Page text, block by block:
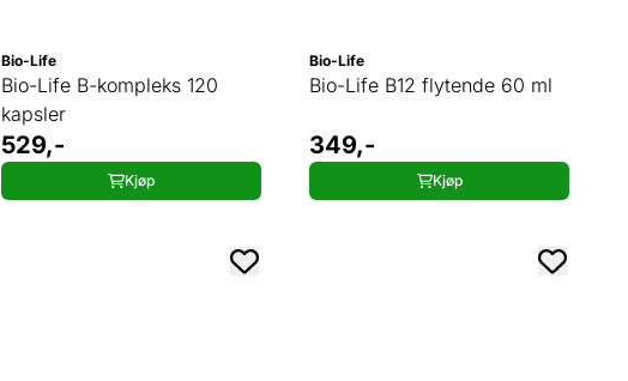
Bio-Life
Bio-Life B-kompleks 120
kapsler
529,-
Kjøp
Bio-Life
Bio-Life B12 flytende 60 ml
349,-
Kjøp